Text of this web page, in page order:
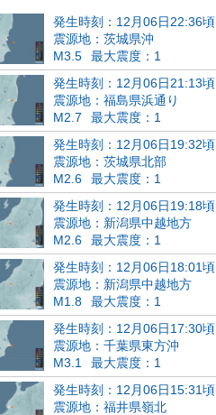
発生時刻：12月06日22:36頃
震源地：茨城県沖
M3.5
最大震度：1
発生時刻：12月06日21:13頃
震源地：福島県浜通り
M2.7
最大震度：1
発生時刻：12月06日19:32頃
震源地：茨城県北部
M2.6
最大震度：1
発生時刻：12月06日19:18頃
震源地：新潟県中越地方
M2.6
最大震度：1
発生時刻：12月06日18:01頃
震源地：新潟県中越地方
M1.8
最大震度：1
発生時刻：12月06日17:30頃
震源地：千葉県東方沖
M3.1
最大震度：1
発生時刻：12月06日15:31頃
震源地：福井県嶺北